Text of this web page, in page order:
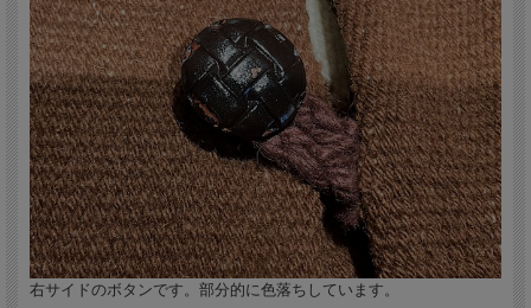
右サイドのボタンです。部分的に色落ちしています。